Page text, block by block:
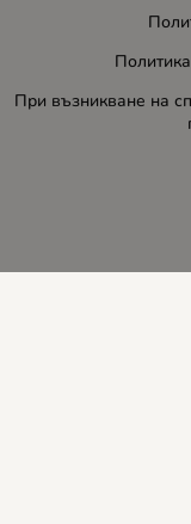
При възникване на